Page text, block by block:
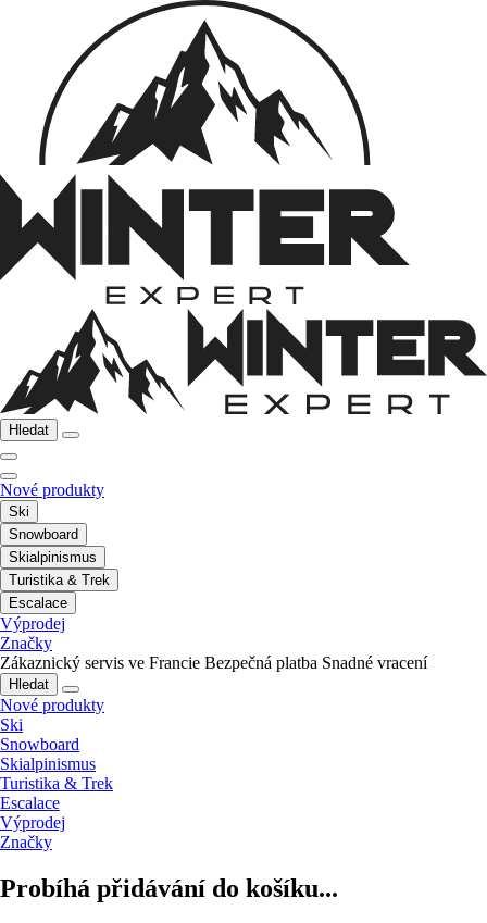
Hledat
Nové produkty
Ski
Snowboard
Skialpinismus
Turistika & Trek
Escalace
Výprodej
Značky
Zákaznický servis ve Francie Bezpečná platba Snadné vracení
Hledat
Nové produkty
Ski
Snowboard
Skialpinismus
Turistika & Trek
Escalace
Výprodej
Značky
Probíhá přidávání do košíku...